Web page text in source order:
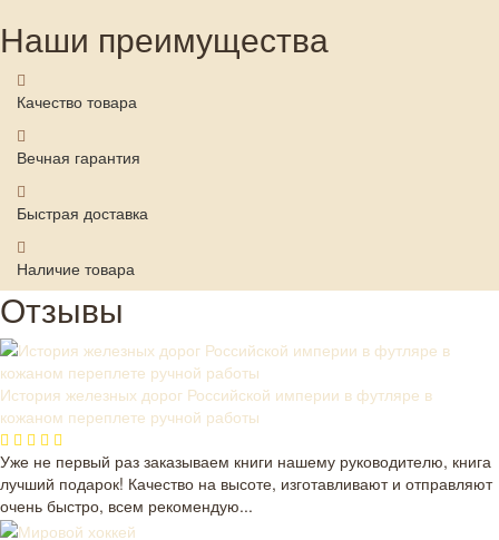
Наши преимущества
Качество товара
Вечная гарантия
Быстрая доставка
Наличие товара
Отзывы
История железных дорог Российской империи в футляре в
кожаном переплете ручной работы
Уже не первый раз заказываем книги нашему руководителю, книга
лучший подарок! Качество на высоте, изготавливают и отправляют
очень быстро, всем рекомендую...